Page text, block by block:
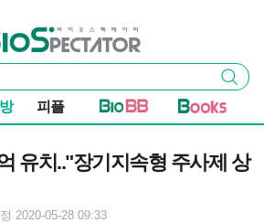
오스펙테이터
검색
피플
유치.."장기지속형 주사제 상
2020-05-28 09:33